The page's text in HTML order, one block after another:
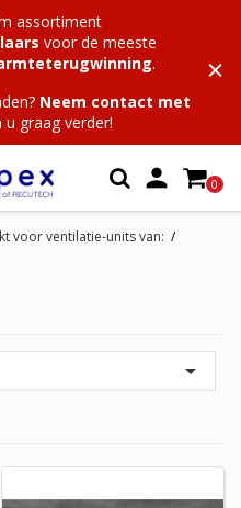
assortiment
voor de meeste
.
Neem contact met
u graag verder!
 0
voor ventilatie-units van:
